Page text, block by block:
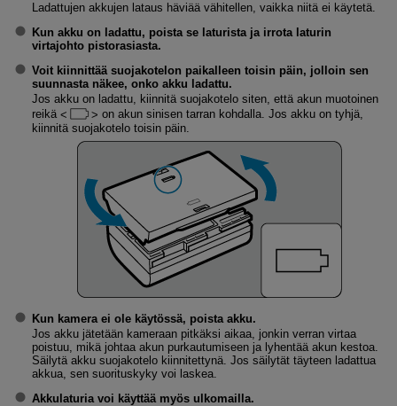
Ladattujen akkujen lataus häviää vähitellen, vaikka niitä ei käytetä.
Kun akku on ladattu, poista se laturista ja irrota laturin
virtajohto pistorasiasta.
Voit kiinnittää suojakotelon paikalleen toisin päin, jolloin sen
suunnasta näkee, onko akku ladattu.
Jos akku on ladattu, kiinnitä suojakotelo siten, että akun muotoinen
reikä
on akun sinisen tarran kohdalla. Jos akku on tyhjä,
kiinnitä suojakotelo toisin päin.
Kun kamera ei ole käytössä, poista akku.
Jos akku jätetään kameraan pitkäksi aikaa, jonkin verran virtaa
poistuu, mikä johtaa akun purkautumiseen ja lyhentää akun kestoa.
Säilytä akku suojakotelo kiinnitettynä. Jos säilytät täyteen ladattua
akkua, sen suorituskyky voi laskea.
Akkulaturia voi käyttää myös ulkomailla.